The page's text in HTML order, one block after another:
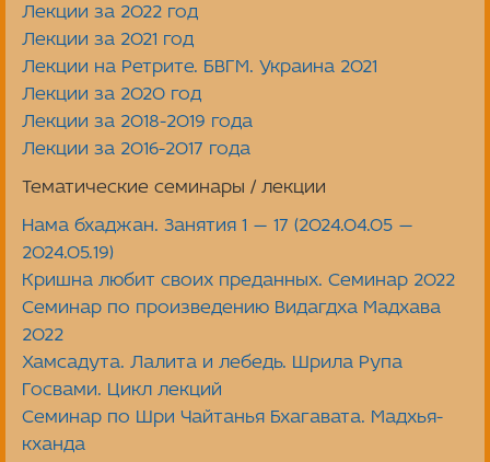
Лекции за 2022 год
Лекции за 2021 год
Лекции на Ретрите. БВГМ. Украина 2021
Лекции за 2020 год
Лекции за 2018-2019 года
Лекции за 2016-2017 года
Тематические семинары / лекции
Нама бхаджан. Занятия 1 — 17 (2024.04.05 —
2024.05.19)
Кришна любит своих преданных. Семинар 2022
Семинар по произведению Видагдха Мадхава
2022
Хамсадута. Лалита и лебедь. Шрила Рупа
Госвами. Цикл лекций
Семинар по Шри Чайтанья Бхагавата. Мадхья-
кханда